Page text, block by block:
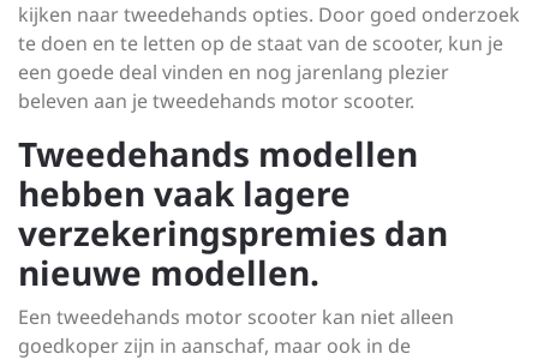
kijken naar tweedehands opties. Door goed onderzoek
te doen en te letten op de staat van de scooter, kun je
een goede deal vinden en nog jarenlang plezier
beleven aan je tweedehands motor scooter.
Tweedehands modellen
hebben vaak lagere
verzekeringspremies dan
nieuwe modellen.
Een tweedehands motor scooter kan niet alleen
goedkoper zijn in aanschaf, maar ook in de